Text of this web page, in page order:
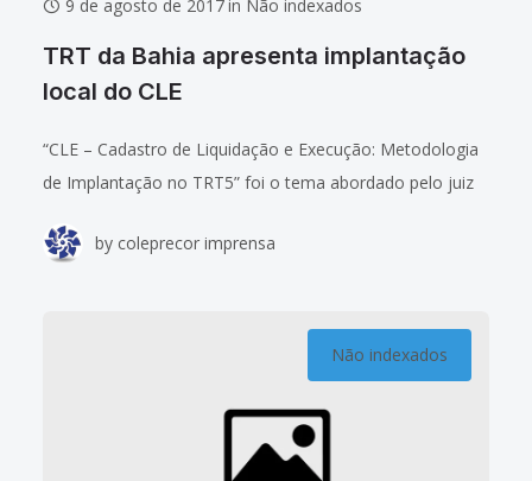
9 de agosto de 2017in Não indexados
TRT da Bahia apresenta implantação
local do CLE
“CLE – Cadastro de Liquidação e Execução: Metodologia
de Implantação no TRT5” foi o tema abordado pelo juiz
Leal Neto, e
by coleprecor imprensa
Não indexados